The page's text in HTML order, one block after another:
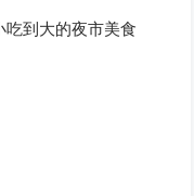
吃到大的夜市美食